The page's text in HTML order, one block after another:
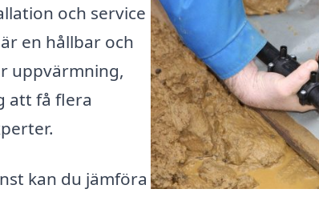
och service
en hållbar och
uppvärmning,
att få flera
kan du jämföra